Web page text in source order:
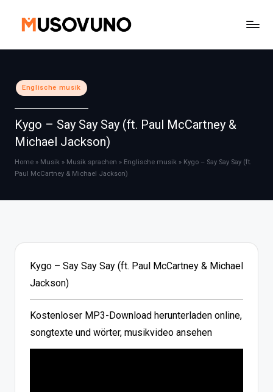
Posted
in
Englische musik
Kygo – Say Say Say (ft. Paul McCartney &
Michael Jackson)
Home » Musik » Musik sprachen » Englische musik » Kygo – Say Say Say (ft.
Paul McCartney & Michael Jackson)
Kygo – Say Say Say (ft. Paul McCartney & Michael
Jackson)
Kostenloser MP3-Download herunterladen online,
songtexte und wörter, musikvideo ansehen